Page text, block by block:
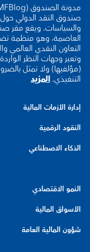
صندوق النقد الدولي
والسياسات. ويقع مقر
التعاون النقدي العالمي
وتعبر وجهات النظر
(مؤلفيها) ولا تمثل
التنفيذي.المزيد
إدارة الأزمات المالية
النقود الرقمية
الذكاء الاصطناعي
النمو الاقتصادي
الأسواق المالية
شؤون المالية العامة